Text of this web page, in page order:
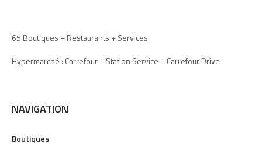
65 Boutiques + Restaurants + Services
Hypermarché : Carrefour + Station Service + Carrefour Drive
NAVIGATION
Boutiques